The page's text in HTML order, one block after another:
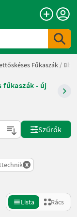
Fűkaszák / Bb
fűkaszák - új
Szűrők
x
Lista Rács